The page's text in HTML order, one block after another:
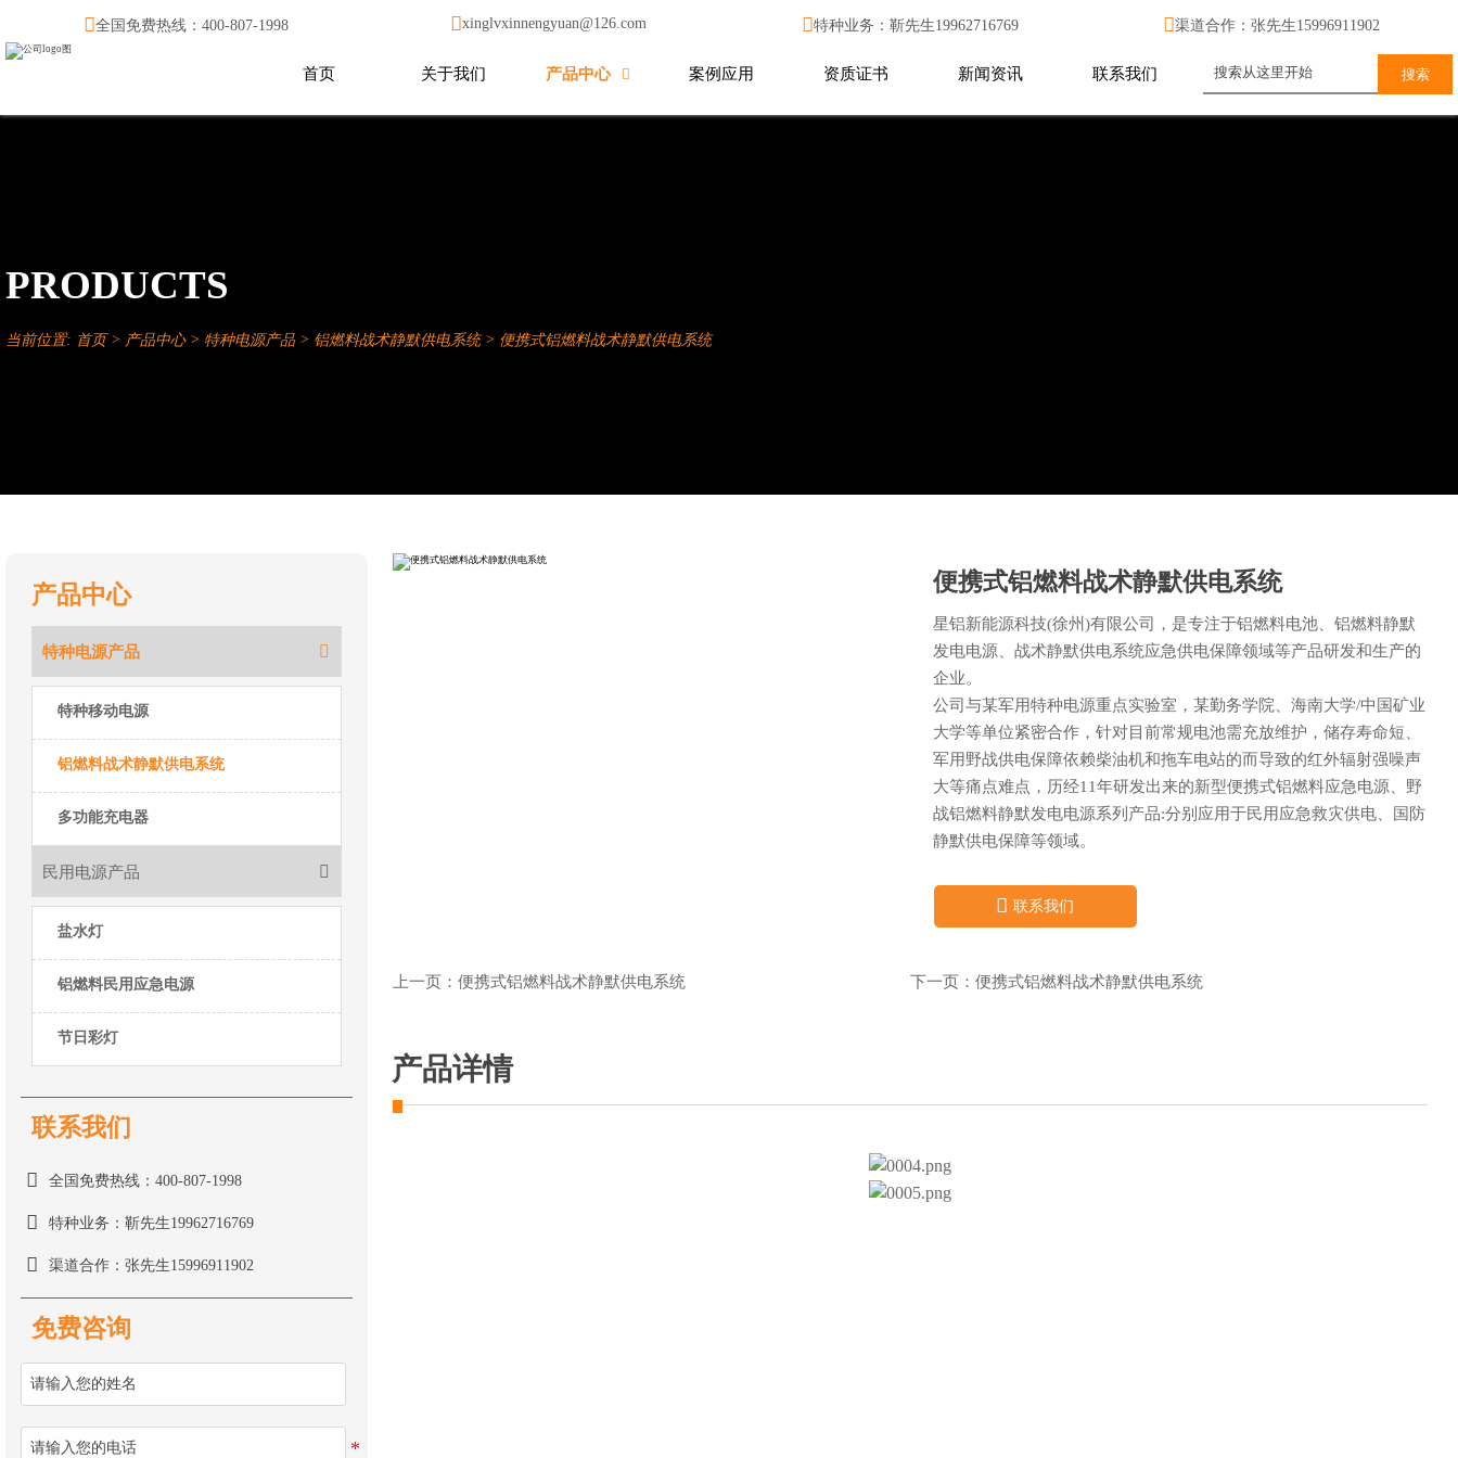
全国免费热线：400-807-1998 xinglvxinnengyuan@126.com 特种业务：靳先生19962716769 渠道合作：张先生15996911902
首页 关于我们 产品中心  案例应用 资质证书 新闻资讯 联系我们 搜索
PRODUCTS
当前位置: 首页> 产品中心> 特种电源产品 > 铝燃料战术静默供电系统> 便携式铝燃料战术静默供电系统
产品中心
特种电源产品 
特种移动电源
铝燃料战术静默供电系统
多功能充电器
民用电源产品 
盐水灯
铝燃料民用应急电源
节日彩灯
联系我们
 全国免费热线：400-807-1998
 特种业务：靳先生19962716769
 渠道合作：张先生15996911902
免费咨询
便携式铝燃料战术静默供电系统
星铝新能源科技(徐州)有限公司，是专注于铝燃料电池、铝燃料静默
发电电源、战术静默供电系统应急供电保障领域等产品研发和生产的
企业。
公司与某军用特种电源重点实验室，某勤务学院、海南大学/中国矿业
大学等单位紧密合作，针对目前常规电池需充放维护，储存寿命短、
军用野战供电保障依赖柴油机和拖车电站的而导致的红外辐射强噪声
大等痛点难点，历经11年研发出来的新型便携式铝燃料应急电源、野
战铝燃料静默发电电源系列产品:分别应用于民用应急救灾供电、国防
静默供电保障等领域。
 联系我们
上一页： 便携式铝燃料战术静默供电系统 下一页： 便携式铝燃料战术静默供电系统
产品详情